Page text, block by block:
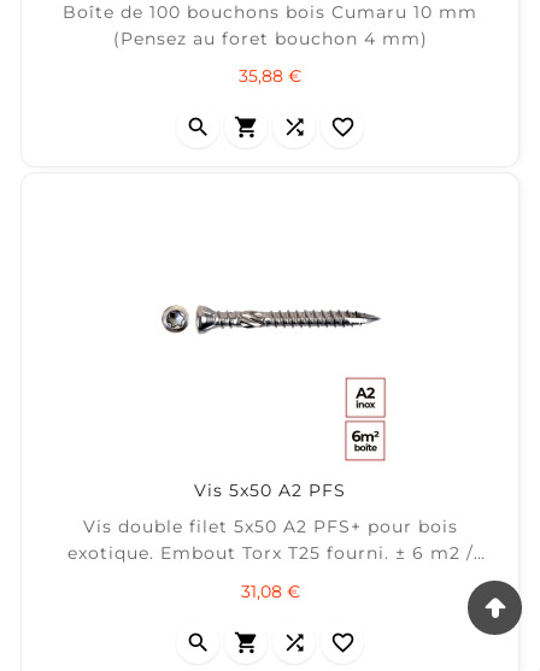
Boîte de 100 bouchons bois Cumaru 10 mm
(Pensez au foret bouchon 4 mm)
35,88 €Prix
   
Vis 5x50 A2 PFS
Vis double filet 5x50 A2 PFS+ pour bois
exotique. Embout Torx T25 fourni. ± 6 m2 /
31,08 €Prix
   